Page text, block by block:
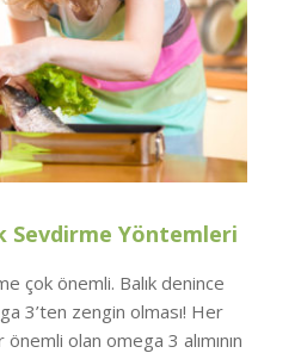
Sevdirme Yöntemleri
çok önemli. Balık denince
3’ten zengin olması! Her
olan omega 3 alımının